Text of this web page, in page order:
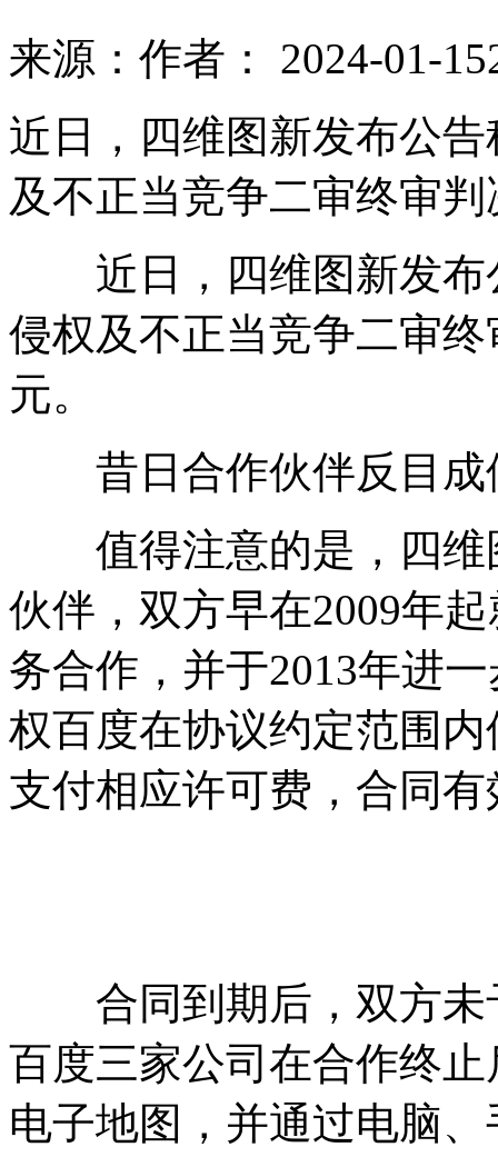
来源： 作者： 2024-01-15
近日，四维图新发布公
及不正当竞争二审终审
近日，四维图新发布
侵权及不正当竞争二审
元。
昔日合作伙伴反目成
值得注意的是，四维
伙伴，双方早在2009年
务合作，并于2013年进
权百度在协议约定范围
支付相应许可费，合同
合同到期后，双方未
百度三家公司在合作终
电子地图，并通过电脑